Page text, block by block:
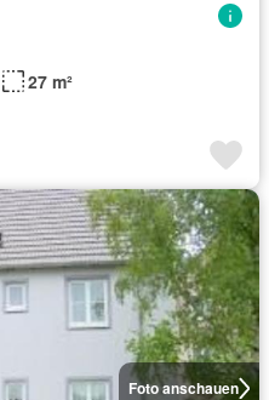
27 m²
Foto anschauen